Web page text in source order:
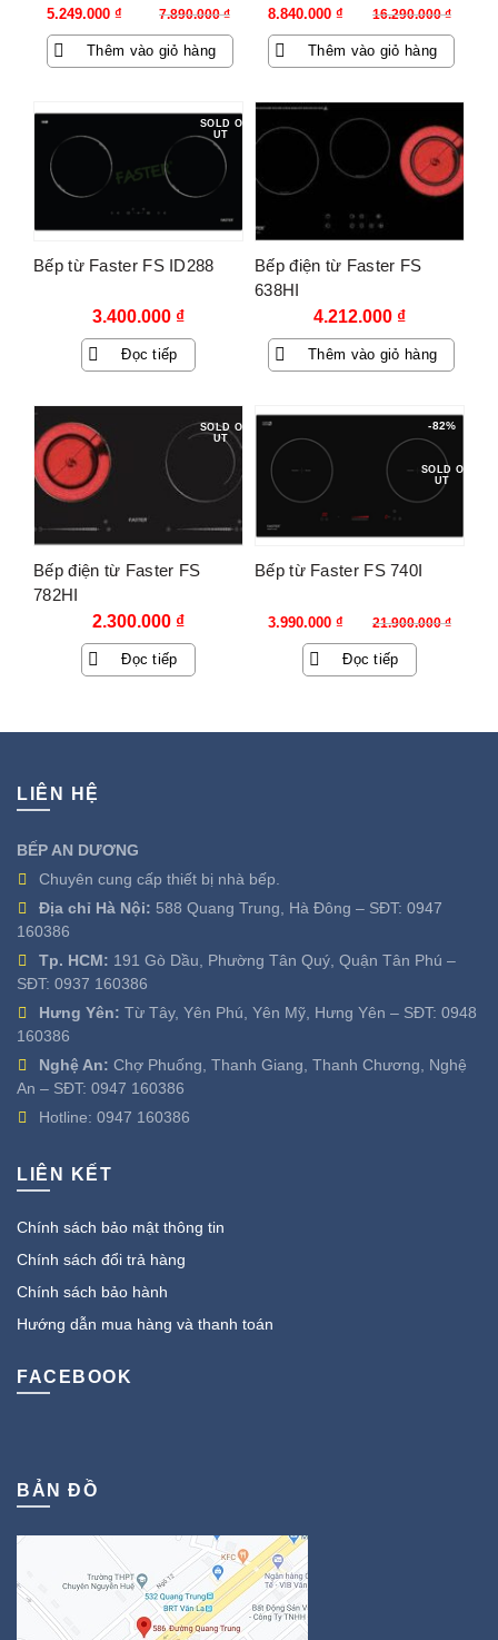
7.890.000₫
Giá
gốc
là:
5.249.000 ₫
Giá
hiện
tại
Thêm vào giỏ hàng
16.290.000₫
Giá
gốc
là:
8.840.000 ₫
Giá
hiện
tại
Thêm vào giỏ hàng
SOLD O
UT
Bếp từ Faster FS ID288
3.400.000 ₫
Đọc tiếp
Bếp điện từ Faster FS
638HI
4.212.000 ₫
Thêm vào giỏ hàng
SOLD O
UT
Bếp điện từ Faster FS
782HI
2.300.000 ₫
Đọc tiếp
-82%
SOLD O
UT
Bếp từ Faster FS 740I
21.900.000₫
Giá
gốc
3.990.000 ₫
Giá
hiện
tại
Đọc tiếp
LIÊN HỆ
BẾP AN DƯƠNG
Chuyên cung cấp thiết bị nhà bếp.
Địa chỉ Hà Nội: 588 Quang Trung, Hà Đông – SĐT: 0947
160386
Tp. HCM: 191 Gò Dầu, Phường Tân Quý, Quận Tân Phú –
SĐT: 0937 160386
Hưng Yên: Từ Tây, Yên Phú, Yên Mỹ, Hưng Yên – SĐT: 0948
160386
Nghệ An: Chợ Phuống, Thanh Giang, Thanh Chương, Nghệ
An – SĐT: 0947 160386
Hotline: 0947 160386
LIÊN KẾT
Chính sách bảo mật thông tin
Chính sách đổi trả hàng
Chính sách bảo hành
Hướng dẫn mua hàng và thanh toán
FACEBOOK
BẢN ĐỒ